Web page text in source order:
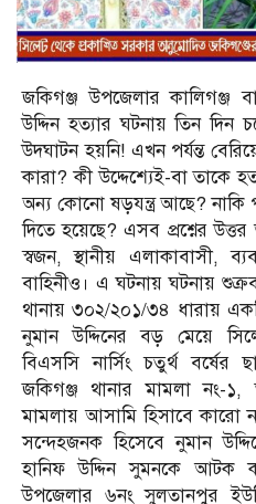
জকিগঞ্জ উপজেলার কালিগঞ্জ
উদ্দিন হত্যার ঘটনায় তিন
উদঘাটন হয়নি! এখন পর্যন্ত
কারা? কী উদ্দেশ্যেই-বা তাকে
অন্য কোনো ষড়যন্ত্র আছে? নাকি
দিতে হয়েছে? এসব প্রশ্নের
স্বজন, স্থানীয় এলাকাবাসী,
বাহিনীও। এ ঘটনায় ঘটনায়
থানায় ৩০২/২০১/৩৪ ধারায়
নুমান উদ্দিনের বড় মেয়ে
বিএসসি নার্সিং চতুর্থ বর্ষের
জকিগঞ্জ থানার মামলা নং-১,
মামলায় আসামি হিসাবে কারো
সন্দেহজনক হিসেবে নুমান
হানিফ উদ্দিন সুমনকে আটক
উপজেলার ৬নং সুলতানপুর